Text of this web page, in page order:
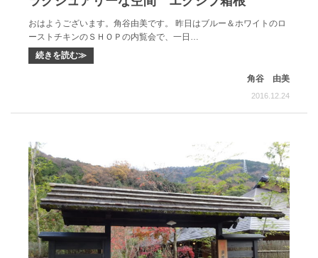
おはようございます。角谷由美です。 昨日はブルー＆ホワイトのロ
ーストチキンのＳＨＯＰの内覧会で、一日…
続きを読む≫
角谷 由美
2016.12.24